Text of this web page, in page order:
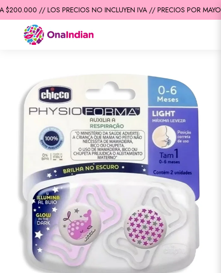
// LOS PRECIOS NO INCLUYEN IVA // PRECIOS POR